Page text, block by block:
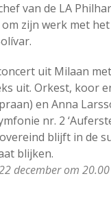
van de LA
zijn werk met
uit Milaan
uit. Orkest, koor
en Anna
nr. 2
blijft in de
blijken.
december om 20.00